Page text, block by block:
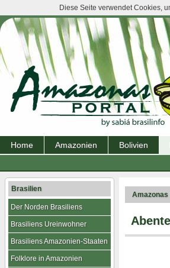
Home Amazonien Bolivien
Amazonas
Brasilien
Der Norden Brasiliens
Brasiliens Ureinwohner
Brasiliens Amazonien-Staaten
Folklore in Amazonien
Diese Seite verwendet Cookies,